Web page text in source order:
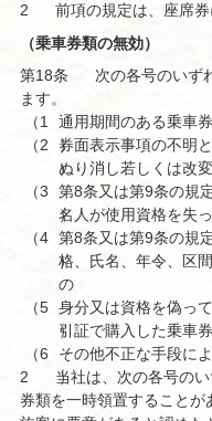
2
前項の規定は、座席券
（乗車券類の無効）
第18条
次の各号のいず
ます。
（1
）
通用期間のある乗車
（2
）
券面表示事項の不明
ぬり消し若しくは改
（3
）
第8条又は第9条の規
名人が使用資格を失
（4
）
第8条又は第9条の規
格、氏名、年令、区
の
（5
）
身分又は資格を偽っ
引証で購入した乗車券
（6
）
その他不正な手段に
2
当社は、次の各号の
券類を一時領置すること